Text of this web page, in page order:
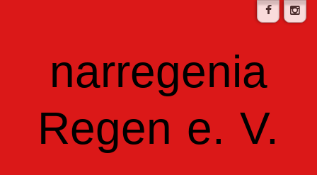
narregenia
Regen e. V.